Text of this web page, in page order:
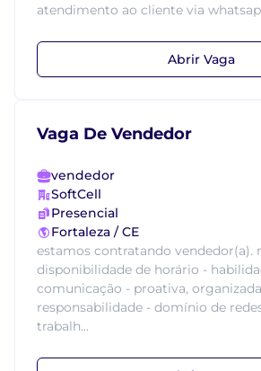
atendimento ao cliente via
Abrir Vaga
Vaga De Vendedor
vendedor
SoftCell
Presencial
Fortaleza / CE
estamos contratando vendedor(a).
disponibilidade de horário -
comunicação - proativa,
responsabilidade - domínio de
trabalh...